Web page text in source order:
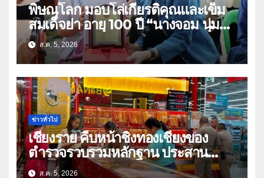
พิษณุโลก มอบโล่เกียรติคุณและเข็ม
สมเด็จย่า อายุ 100 ปี “นางจอม นุ่ม
เนตร” ตำบลบ้านกร่าง อำเภอเมือง
ส.ค. 5, 2026
ข่าวทั่วไป
เชียงราย คืบหน้าชิงทองเชียงของ
ตำรวจรวบรวมหลักฐาน ประสาน
สปป.ลาว ติดตามจับกุม
ส.ค. 5, 2026